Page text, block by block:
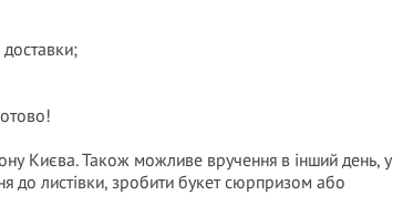
Києва. Також можливе вручення в інший день, у
до листівки, зробити букет сюрпризом або